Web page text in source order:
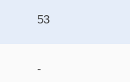
53
-